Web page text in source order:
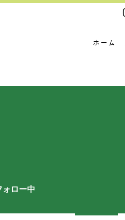
ホーム
ォロー中